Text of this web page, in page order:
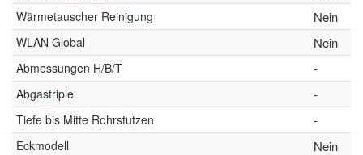
Wärmetauscher Reinigung Nein
WLAN Global Nein
Abmessungen H/B/T -
Abgastriple -
Tiefe bis Mitte Rohrstutzen -
Eckmodell Nein